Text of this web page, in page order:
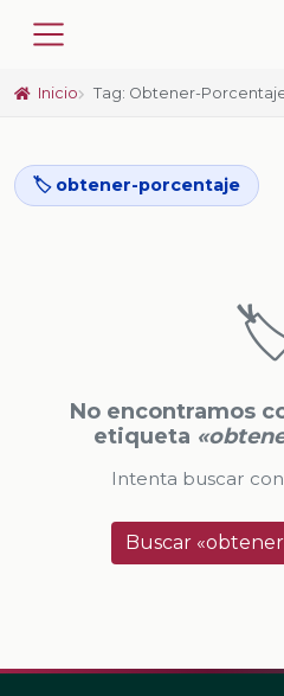
Inicio Tag: Obtener-
🏷️ obtener-porcentaje
No encontramos
etiqueta
Intenta buscar
Buscar